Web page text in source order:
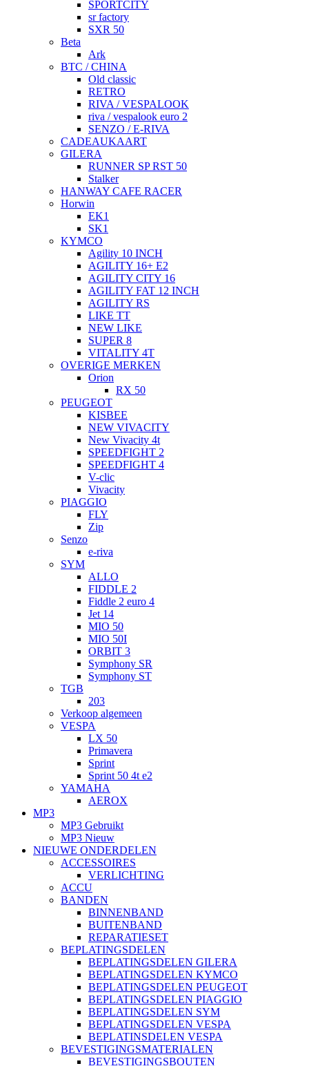
SPORTCITY
sr factory
SXR 50
Beta
Ark
BTC / CHINA
Old classic
RETRO
RIVA / VESPALOOK
riva / vespalook euro 2
SENZO / E-RIVA
CADEAUKAART
GILERA
RUNNER SP RST 50
Stalker
HANWAY CAFE RACER
Horwin
EK1
SK1
KYMCO
Agility 10 INCH
AGILITY 16+ E2
AGILITY CITY 16
AGILITY FAT 12 INCH
AGILITY RS
LIKE TT
NEW LIKE
SUPER 8
VITALITY 4T
OVERIGE MERKEN
Orion
RX 50
PEUGEOT
KISBEE
NEW VIVACITY
New Vivacity 4t
SPEEDFIGHT 2
SPEEDFIGHT 4
V-clic
Vivacity
PIAGGIO
FLY
Zip
Senzo
e-riva
SYM
ALLO
FIDDLE 2
Fiddle 2 euro 4
Jet 14
MIO 50
MIO 50I
ORBIT 3
Symphony SR
Symphony ST
TGB
203
Verkoop algemeen
VESPA
LX 50
Primavera
Sprint
Sprint 50 4t e2
YAMAHA
AEROX
MP3
MP3 Gebruikt
MP3 Nieuw
NIEUWE ONDERDELEN
ACCESSOIRES
VERLICHTING
ACCU
BANDEN
BINNENBAND
BUITENBAND
REPARATIESET
BEPLATINGSDELEN
BEPLATINGSDELEN GILERA
BEPLATINGSDELEN KYMCO
BEPLATINGSDELEN PEUGEOT
BEPLATINGSDELEN PIAGGIO
BEPLATINGSDELEN SYM
BEPLATINGSDELEN VESPA
BEPLATINSDELEN VESPA
BEVESTIGINGSMATERIALEN
BEVESTIGINGSBOUTEN